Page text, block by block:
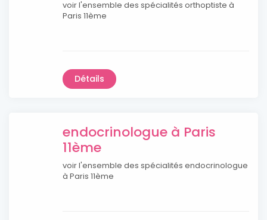
voir l'ensemble des spécialités orthoptiste à
Paris 11ème
Détails
endocrinologue à Paris
11ème
voir l'ensemble des spécialités endocrinologue
à Paris 11ème